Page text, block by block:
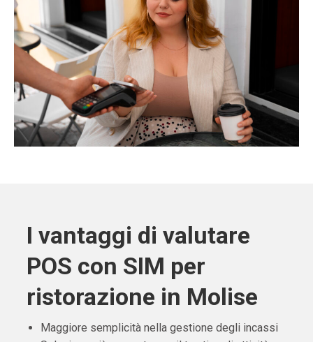
I vantaggi di valutare
POS con SIM per
ristorazione in Molise
Maggiore semplicità nella gestione degli incassi